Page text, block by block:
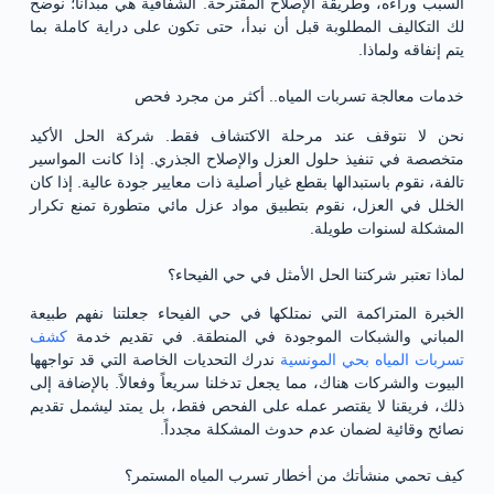
السبب وراءه، وطريقة الإصلاح المقترحة. الشفافية هي مبدأنا؛ نوضح
لك التكاليف المطلوبة قبل أن نبدأ، حتى تكون على دراية كاملة بما
يتم إنفاقه ولماذا.
خدمات معالجة تسربات المياه.. أكثر من مجرد فحص
نحن لا نتوقف عند مرحلة الاكتشاف فقط. شركة الحل الأكيد
متخصصة في تنفيذ حلول العزل والإصلاح الجذري. إذا كانت المواسير
تالفة، نقوم باستبدالها بقطع غيار أصلية ذات معايير جودة عالية. إذا كان
الخلل في العزل، نقوم بتطبيق مواد عزل مائي متطورة تمنع تكرار
المشكلة لسنوات طويلة.
لماذا تعتبر شركتنا الحل الأمثل في حي الفيحاء؟
الخبرة المتراكمة التي نمتلكها في حي الفيحاء جعلتنا نفهم طبيعة
المباني والشبكات الموجودة في المنطقة. في تقديم خدمةكشف
تسربات المياه بحي المونسية ندرك التحديات الخاصة التي قد تواجهها
البيوت والشركات هناك، مما يجعل تدخلنا سريعاً وفعالاً. بالإضافة إلى
ذلك، فريقنا لا يقتصر عمله على الفحص فقط، بل يمتد ليشمل تقديم
نصائح وقائية لضمان عدم حدوث المشكلة مجدداً.
كيف تحمي منشأتك من أخطار تسرب المياه المستمر؟